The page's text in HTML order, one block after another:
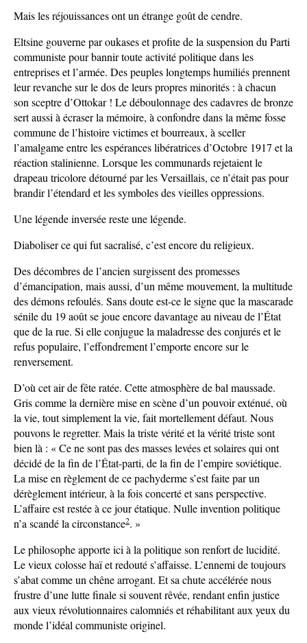
Mais les réjouissances ont un étrange goût de cendre.
Eltsine gouverne par oukases et profite de la suspension du Parti
communiste pour bannir toute activité politique dans les
entreprises et l’armée. Des peuples longtemps humiliés prennent
leur revanche sur le dos de leurs propres minorités : à chacun
son sceptre d’Ottokar ! Le déboulonnage des cadavres de bronze
sert aussi à écraser la mémoire, à confondre dans la même fosse
commune de l’histoire victimes et bourreaux, à sceller
l’amalgame entre les espérances libératrices d’Octobre 1917 et la
réaction stalinienne. Lorsque les communards rejetaient le
drapeau tricolore détourné par les Versaillais, ce n’était pas pour
brandir l’étendard et les symboles des vieilles oppressions.
Une légende inversée reste une légende.
Diaboliser ce qui fut sacralisé, c’est encore du religieux.
Des décombres de l’ancien surgissent des promesses
d’émancipation, mais aussi, d’un même mouvement, la multitude
des démons refoulés. Sans doute est-ce le signe que la mascarade
sénile du 19 août se joue encore davantage au niveau de l’État
que de la rue. Si elle conjugue la maladresse des conjurés et le
refus populaire, l’effondrement l’emporte encore sur le
renversement.
D’où cet air de fête ratée. Cette atmosphère de bal maussade.
Gris comme la dernière mise en scène d’un pouvoir exténué, où
la vie, tout simplement la vie, fait mortellement défaut. Nous
pouvons le regretter. Mais la triste vérité et la vérité triste sont
bien là : « Ce ne sont pas des masses levées et solaires qui ont
décidé de la fin de l’État-parti, de la fin de l’empire soviétique.
La mise en règlement de ce pachyderme s’est faite par un
dérèglement intérieur, à la fois concerté et sans perspective.
L’affaire est restée à ce jour étatique. Nulle invention politique
n’a scandé la circonstance2. »
Le philosophe apporte ici à la politique son renfort de lucidité.
Le vieux colosse haï et redouté s’affaisse. L’ennemi de toujours
s’abat comme un chêne arrogant. Et sa chute accélérée nous
frustre d’une lutte finale si souvent rêvée, rendant enfin justice
aux vieux révolutionnaires calomniés et réhabilitant aux yeux du
monde l’idéal communiste originel.